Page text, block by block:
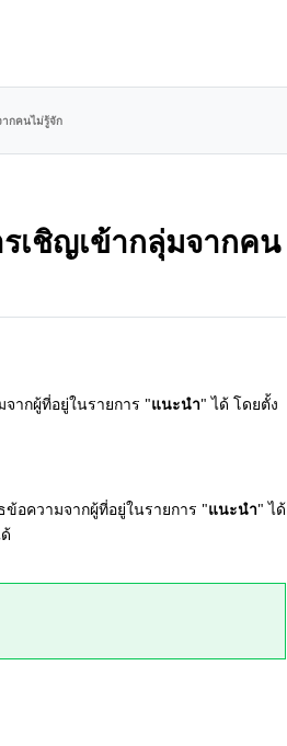
กคนไม่รู้จัก
เชิญเข้ากลุ่มจากคน
ากผู้ที่อยู่ในรายการ "แนะนำ" ได้ โดยตั้ง
ข้อความจากผู้ที่อยู่ในรายการ "แนะนำ" ได้